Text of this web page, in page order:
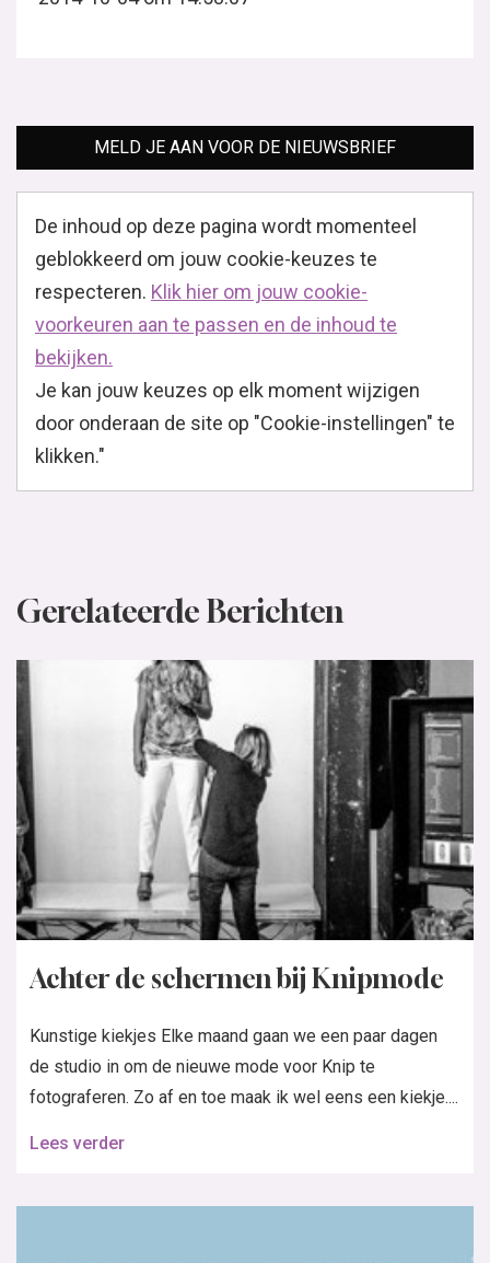
MELD JE AAN VOOR DE NIEUWSBRIEF
De inhoud op deze pagina wordt momenteel
geblokkeerd om jouw cookie-keuzes te
respecteren. Klik hier om jouw cookie-
voorkeuren aan te passen en de inhoud te
bekijken.
Je kan jouw keuzes op elk moment wijzigen
door onderaan de site op "Cookie-instellingen" te
klikken."
Gerelateerde Berichten
Achter de schermen bij Knipmode
Kunstige kiekjes Elke maand gaan we een paar dagen
de studio in om de nieuwe mode voor Knip te
fotograferen. Zo af en toe maak ik wel eens een kiekje....
Lees verder